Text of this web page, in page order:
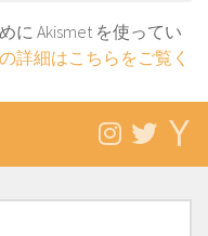
に Akismet を使ってい
詳細はこちらをご覧く